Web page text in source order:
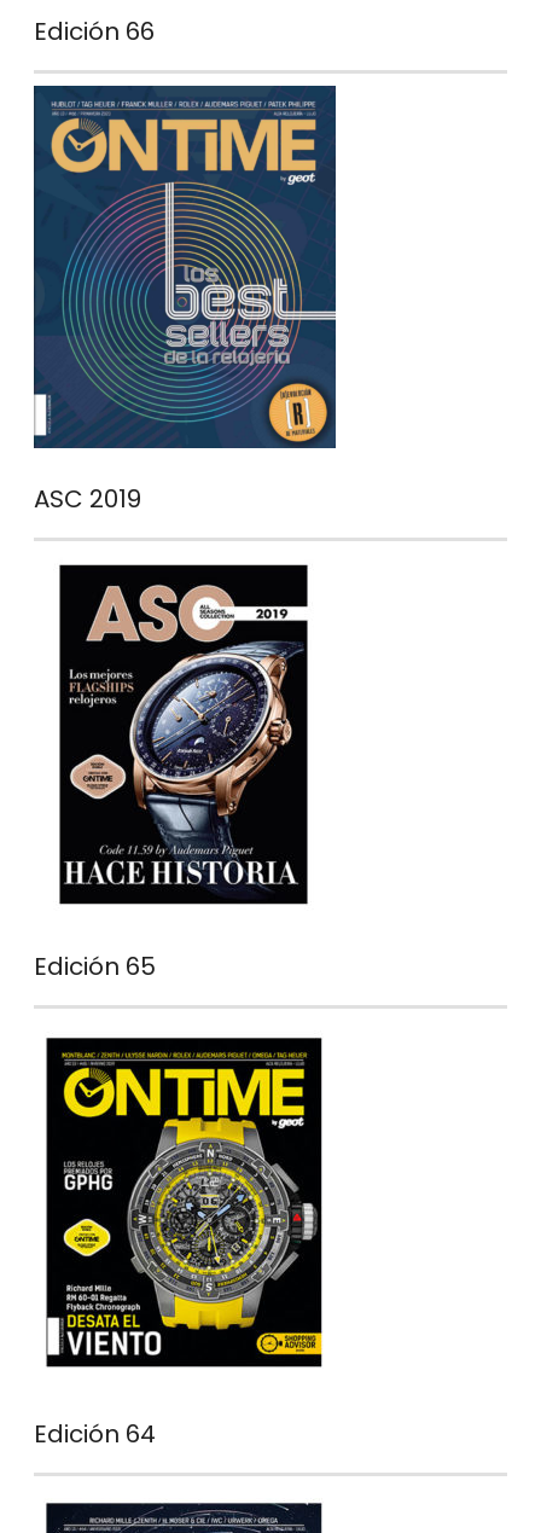
Edición 66
ASC 2019
Edición 65
Edición 64